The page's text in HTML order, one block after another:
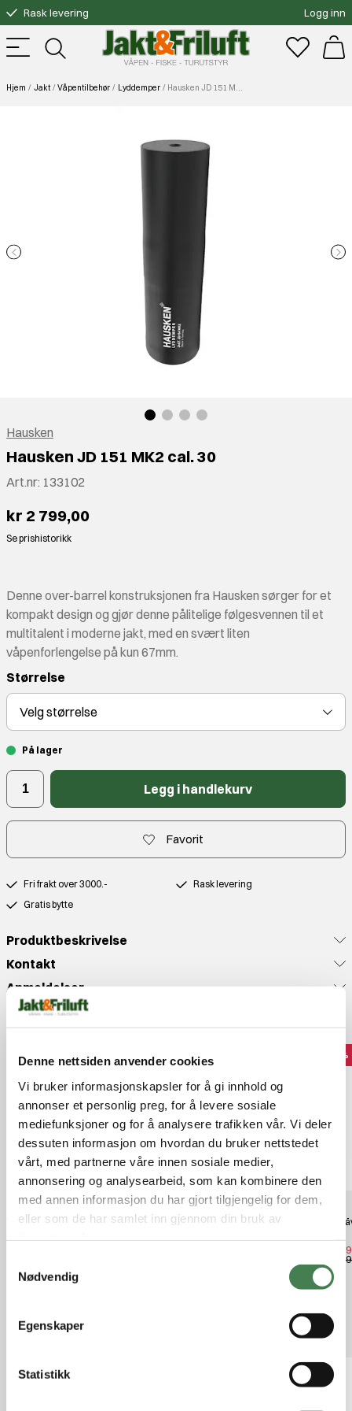
Denne nettsiden anvender cookies
Vi bruker informasjonskapsler for å gi innhold og
annonser et personlig preg, for å levere sosiale
mediefunksjoner og for å analysere trafikken vår. Vi deler
dessuten informasjon om hvordan du bruker nettstedet
vårt, med partnerne våre innen sosiale medier,
annonsering og analysearbeid, som kan kombinere den
med annen informasjon du har gjort tilgjengelig for dem,
eller som de har samlet inn gjennom din bruk av
Nødvendig
Egenskaper
Statistikk
Rask levering
Gratis bytte
Fri frakt over 3000.-
Logg inn
Hjem Jakt Våpentilbehør Lyddemper Hausken JD 151 MK2 cal. 30
Hausken
Hausken JD 151 MK2 cal. 30
Art.nr: 133102
kr 2 799,00
Se prishistorikk
Denne over-barrel konstruksjonen fra Hausken sørger for et
kompakt design og gjør denne pålitelige følgesvennen til et
multitalent i moderne jakt, med en svært liten
våpenforlengelse på kun 67mm.
Størrelse
Velgstørrelse
På lager
Legg i handlekurv
Favorit
Fri frakt over 3000.-
Rask levering
Gratis bytte
Produktbeskrivelse
Kontakt
Anmeldelser
Populære produkter
Vision Atom Wading Shoe
kr 1 299,00
OUTLET
Treksta Trysil GTX Kids Black
30%
kr 4
kr 5
Relaterte produkter